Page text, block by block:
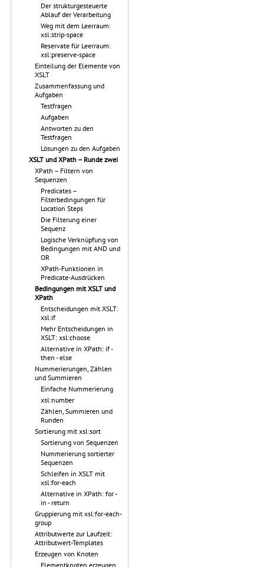
Der strukturgesteuerte
Ablauf der Verarbeitung
Weg mit dem Leerraum:
xsl:strip-space
Reservate für Leerraum:
xsl:preserve-space
Einteilung der Elemente von
XSLT
Zusammenfassung und
Aufgaben
Testfragen
Aufgaben
Antworten zu den
Testfragen
Lösungen zu den Aufgaben
XSLT und XPath – Runde zwei
XPath – Filtern von
Sequenzen
Predicates –
Filterbedingungen für
Location Steps
Die Filterung einer
Sequenz
Logische Verknüpfung von
Bedingungen mit AND und
OR
XPath-Funktionen in
Predicate-Ausdrücken
Bedingungen mit XSLT und
XPath
Entscheidungen mit XSLT:
xsl:if
Mehr Entscheidungen in
XSLT: xsl:choose
Alternative in XPath: if -
then - else
Nummerierungen, Zählen
und Summieren
Einfache Nummerierung
xsl:number
Zählen, Summieren und
Runden
Sortierung mit xsl:sort
Sortierung von Sequenzen
Nummerierung sortierter
Sequenzen
Schleifen in XSLT mit
xsl:for-each
Alternative in XPath: for -
in - return
Gruppierung mit xsl:for-each-
group
Attributwerte zur Laufzeit:
Attributwert-Templates
Erzeugen von Knoten
Elementknoten erzeugen